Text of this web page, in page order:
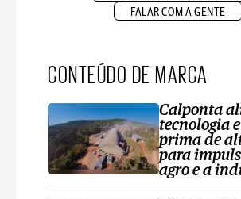
FALAR COM A GENTE
CONTEÚDO DE MARCA
Calponta
tecnologia
prima de
para
agro e a